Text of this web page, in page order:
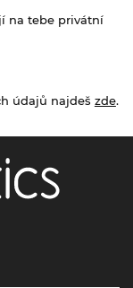
na tebe privátní
údajů najdeš zde.